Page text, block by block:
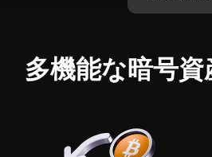
多機能な暗号